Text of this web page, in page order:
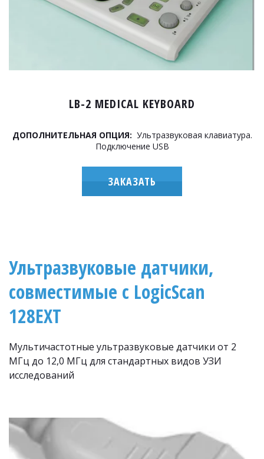
­­LB-2 MEDICAL KEYBOARD
ДОПОЛНИТЕЛЬНАЯ ОПЦИЯ: Ультразвуковая клавиатура.
Подключение USB
ЗАКАЗАТЬ
Ультразвуковые датчики,
совместимые с LogicScan
128EXT
Мультичастотные ультразвуковые датчики от 2
MГц до 12,0 MГц для стандартных видов УЗИ
исследований